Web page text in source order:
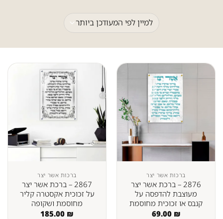
ברכות אשר יצר
2876 – ברכת אשר יצר
מעוצבת להדפסה על
קנבס או זכוכית מחוסמת
69.00 ₪
ברכות אשר יצר
2867 – ברכת אשר יצר
על זכוכית אקסטרה קליר
מחוסמת ושקופה
185.00 ₪